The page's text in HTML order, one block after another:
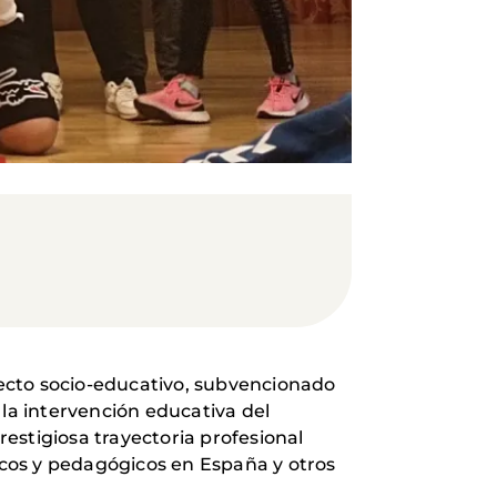
socio-educativo, subvencionado
intervención educativa del
trayectoria profesional
y pedagógicos en España y otros